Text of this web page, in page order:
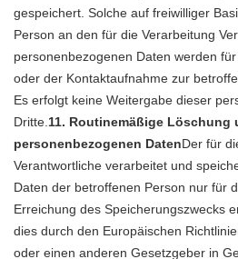
gespeichert. Solche auf freiwilliger
Person an den für die Verarbeitung
personenbezogenen Daten werden
oder der Kontaktaufnahme zur
Es erfolgt keine Weitergabe dieser
Dritte.11. Routinemäßige Löschung
personenbezogenen DatenDer für
Verantwortliche verarbeitet und
Daten der betroffenen Person nur für
Erreichung des Speicherungszwecks
dies durch den Europäischen
oder einen anderen Gesetzgeber in